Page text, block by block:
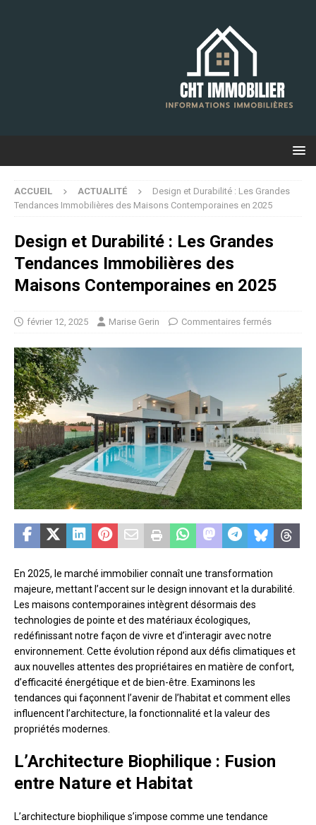
ACCUEIL ACTUALITÉ
Design et Durabilité : Les Grandes
Tendances Immobilières des Maisons Contemporaines en 2025
Design et Durabilité : Les Grandes
Tendances Immobilières des
Maisons Contemporaines en 2025
février 12, 2025 Marise Gerin Commentaires fermés
En 2025, le marché immobilier connaît une transformation
majeure, mettant l’accent sur le design innovant et la durabilité.
Les maisons contemporaines intègrent désormais des
technologies de pointe et des matériaux écologiques,
redéfinissant notre façon de vivre et d’interagir avec notre
environnement. Cette évolution répond aux défis climatiques et
aux nouvelles attentes des propriétaires en matière de confort,
d’efficacité énergétique et de bien-être. Examinons les
tendances qui façonnent l’avenir de l’habitat et comment elles
influencent l’architecture, la fonctionnalité et la valeur des
propriétés modernes.
L’Architecture Biophilique : Fusion
entre Nature et Habitat
L’architecture biophilique s’impose comme une tendance